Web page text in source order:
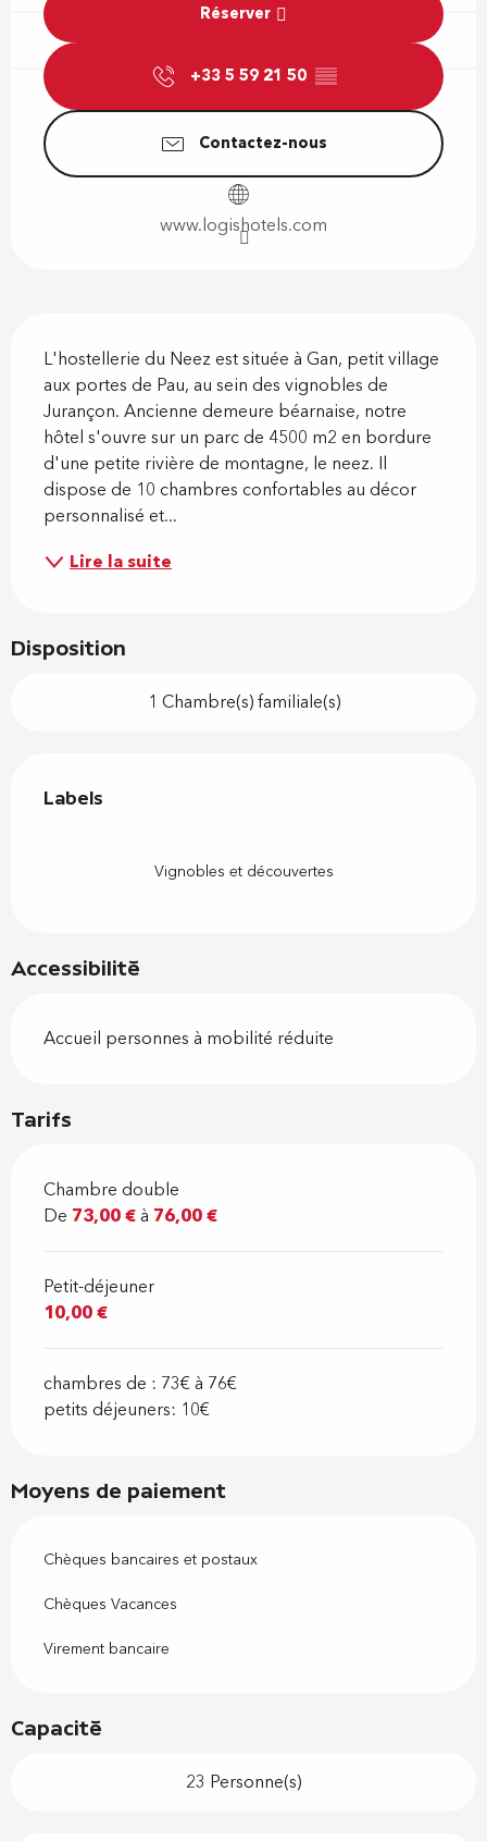
Réserver
+33 5 59 21 50 ▒▒
Contactez-nous
www.logishotels.com
L'hostellerie du Neez est située à Gan, petit village
aux portes de Pau, au sein des vignobles de
Jurançon. Ancienne demeure béarnaise, notre
hôtel s'ouvre sur un parc de 4500 m2 en bordure
d'une petite rivière de montagne, le neez. Il
dispose de 10 chambres confortables au décor
personnalisé et...
Lire la suite
Disposition
1 Chambre(s) familiale(s)
Labels
Labels
Vignobles et découvertes
Accessibilité
Accueil personnes à mobilité réduite
Tarifs
Chambre double
De 73,00 €à 76,00 €
Petit-déjeuner
10,00 €
chambres de : 73€ à 76€
petits déjeuners: 10€
Moyens de paiement
Chèques bancaires et postaux
Chèques Vacances
Virement bancaire
Capacité
23 Personne(s)